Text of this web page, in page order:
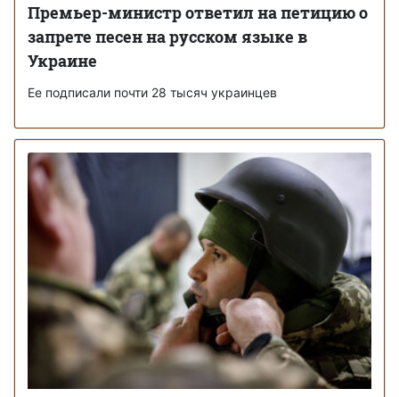
Премьер-министр ответил на петицию о
запрете песен на русском языке в
Украине
Ее подписали почти 28 тысяч украинцев